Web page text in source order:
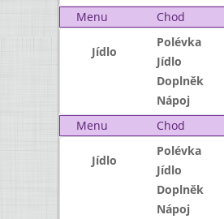
Menu
Chod
Jídlo
Polévka
Jídlo
Doplněk
Nápoj
Menu
Chod
Jídlo
Polévka
Jídlo
Doplněk
Nápoj